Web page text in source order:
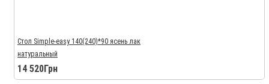
Стол Simple-easy 140(240)*90 ясень лак
натуральный
14 520Грн